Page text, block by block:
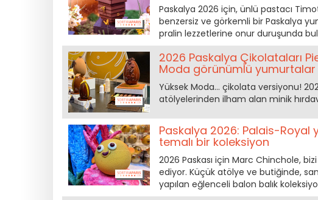
Paskalya 2026 için, ünlü pastacı
benzersiz ve görkemli bir Paskalya
pralin lezzetlerine onur duruşunda
2026 Paskalya Çikolataları
Moda görünümlü
Yüksek Moda… çikolata versiyonu!
atölyelerinden ilham alan minik
Paskalya 2026: Palais-Royal
temalı bir koleksiyon
2026 Paskası için Marc Chinchole,
ediyor. Küçük atölye ve butiğinde,
yapılan eğlenceli balon balık